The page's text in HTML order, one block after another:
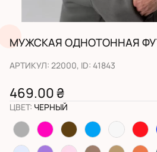
МУЖСКАЯ ОДНОТОННАЯ
АРТИКУЛ: 22000, ID: 41843
469.00 ₴
ЦВЕТ: ЧЕРНЫЙ